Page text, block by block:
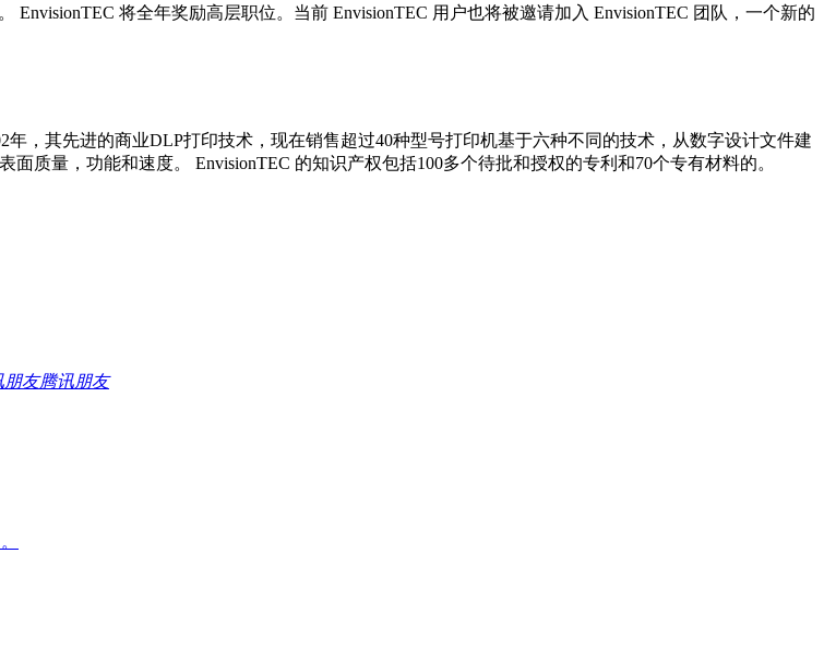
将全年奖励高层职位。当前 EnvisionTEC 用户也将被邀请加入 EnvisionTEC 团队，一个新的
，其先进的商业DLP打印技术，现在销售超过40种型号打印机基于六种不同的技术，从数字设计文件建
质量，功能和速度。 EnvisionTEC 的知识产权包括100多个待批和授权的专利和70个专有材料的。
腾讯朋友